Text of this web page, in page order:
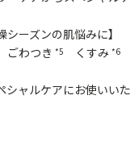
シーズンの肌悩みに】
わつき *5 くすみ *6
シャルケアにお使いい